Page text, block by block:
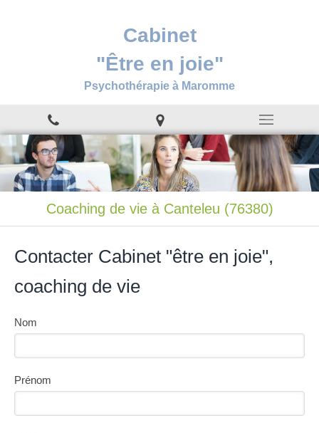
Cabinet
"Être en joie"
Psychothérapie à Maromme
Coaching de vie à Canteleu (76380)
Contacter Cabinet "être en joie",
coaching de vie
Nom
Prénom